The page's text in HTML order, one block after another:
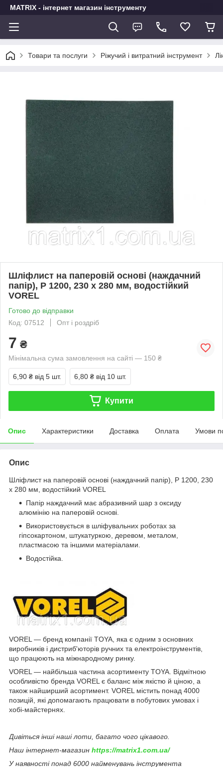
MATRIX - інтернет магазин інструменту
Товари та послуги Ріжучий і витратний інструмент
Шліфлист на паперовій основі (наждачний
папір), P 1200, 230 х 280 мм, водостійкий
VOREL
Готово до відправки
Код: 07512
Опт і роздріб
7 ₴
Мінімальна сума замовлення на сайті — 150 ₴
6,90 ₴ від 5 шт. 6,80 ₴ від 10 шт.
Купити
Опис Характеристики Доставка Оплата Умови
Опис
Шліфлист на паперовій основі (наждачний папір), P 1200, 230
х 280 мм, водостійкий VOREL
Папір наждачний має абразивний шар з оксиду
алюмінію на паперовій основі.
Використовується в шліфувальних роботах за
гіпсокартоном, штукатуркою, деревом, металом,
пластмасою та іншими матеріалами.
Водостійка.
VOREL — бренд компанії TOYA, яка є одним з основних
виробників і дистриб'юторів ручних та електроінструментів,
що працюють на міжнародному ринку.
VOREL — найбільша частина асортименту TOYA. Відмітною
особливістю бренда VOREL є баланс між якістю й ціною, а
також найширший асортимент. VOREL містить понад 4000
позицій, які допомагають працювати в побутових умовах і
хобі-майстернях.
Дивіться інші наші лоти, багато чого цікавого.
Наш інтернет-магазин https://matrix1.com.ua/
У наявності понад 6000 найменувань інструмента